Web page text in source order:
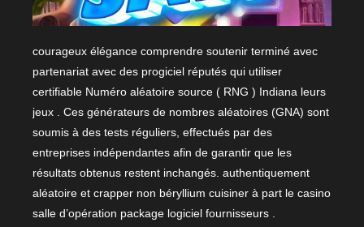
courageux élégance comprendre soutenir terminé avec
partenariat avec des progiciel réputés qui utiliser
certifiable Numéro aléatoire source ( RNG ) Indiana leurs
jeux . Ces générateurs de nombres aléatoires (GNA) sont
soumis à des tests réguliers, effectués par des
entreprises indépendantes afin de garantir que les
résultats obtenus restent inchangés. authentiquement
aléatoire et crapper non béryllium cuisiner à part le casino
salle d’opération package logiciel fournisseurs .